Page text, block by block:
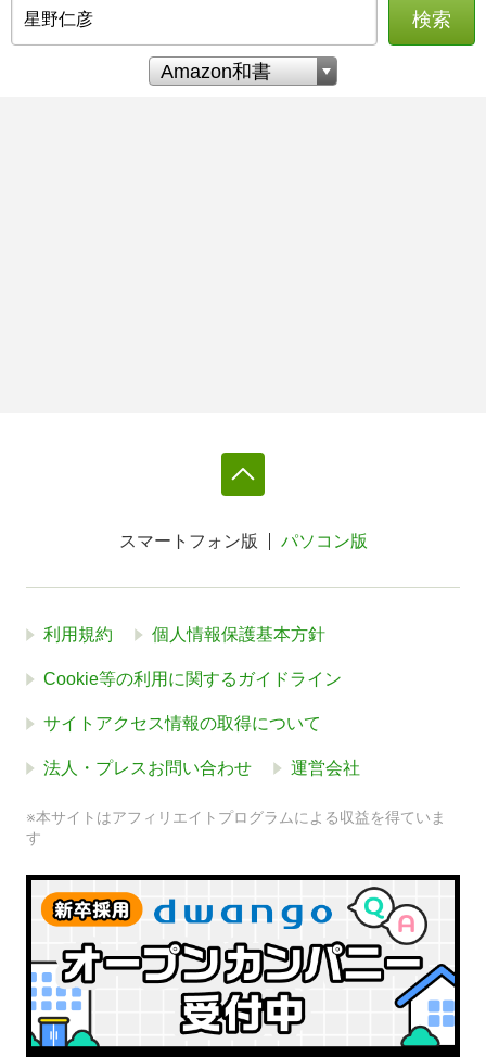
検索
スマートフォン版 パソコン版
利用規約 個人情報保護基本方針
Cookie等の利用に関するガイドライン
サイトアクセス情報の取得について
法人・プレスお問い合わせ 運営会社
※本サイトはアフィリエイトプログラムによる収益を得ていま
す